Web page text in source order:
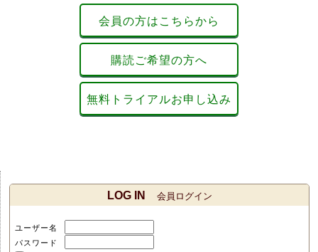
会員の方はこちらから
購読ご希望の方へ
無料トライアルお申し込み
LOG IN 会員ログイン
ユーザー名
パスワード